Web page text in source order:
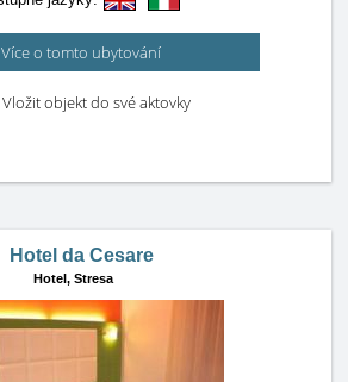
Více o tomto ubytování
Vložit objekt do své aktovky
Hotel da Cesare
Hotel, Stresa